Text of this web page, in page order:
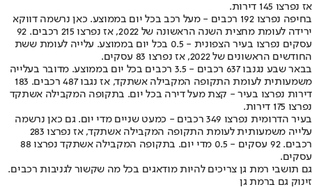
אז נפרצו 145 דירות.
בחיפה נפרצו 192 רכבים - מעל רכב בכל יום בממוצע. כאן נרשמה דווקא
ירידה לעומת מחצית השנה הראשונה של 2022, אז נפרצו 215 רכבים. 92
עסקים נפרצו בעיר הצפונית - 0.5 בכל יום בממוצע. עלייה לעומת ששת
החודשים הראשונים של 2022, אז נפרצו 83 עסקים.
בבאר שבע נגנבו 637 רכבים - 3.5 רכבים בכל יום בממוצע. מדובר בעלייה
משמעותית לעומת התקופה המקבילה אשתקד, אז נגבו 487 רכבים. 183
דירות נפרצו בעיר - קצת מעל דירה בכל יום. בתקופה המקבילה אשתקד
נפרצו 175 דירות.
בעיר הדרומית נפרצו 349 רכבים - כמעט שניים מדי יום. גם כאן נרשמה
עלייה משמעותית לעומת התקופה המקבילה אשתקד, אז נפרצו 283
רכבים. 92 עסקים - 0.5 מדי יום. בתקופה המקבילה אשתקד נפרצו 88
עסקים.
גם תושבי רמת גן צריכים להיות מודאגים בכל מה שקשור לגניבות רכבים.
זינוק גם ברמת גן